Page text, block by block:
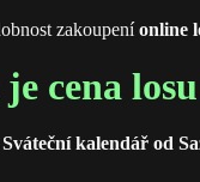
zakoupeníonline
cena
Sváteční kalendář od